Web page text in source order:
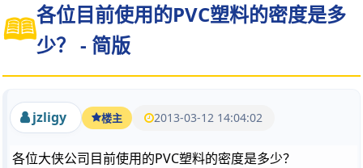
各位目前使用的PVC塑料的密度是多
少？ - 简版
jzligy 楼主 2013-03-12 14:04:02
各位大侠公司目前使用的PVC塑料的密度是多少？